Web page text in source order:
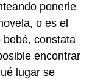
ponerle
o es el
bebé, constata
encontrar
lugar se